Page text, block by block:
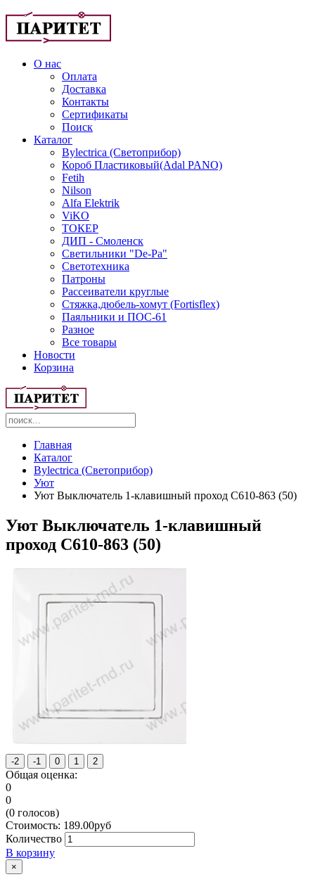
О нас
Оплата
Доставка
Контакты
Сертификаты
Поиск
Каталог
Bylectrica (Светоприбор)
Короб Пластиковый(Adal PANO)
Fetih
Nilson
Alfa Elektrik
ViKO
ТОКЕР
ДИП - Смоленск
Светильники "De-Pa"
Светотехника
Патроны
Рассеиватели круглые
Стяжка,дюбель-хомут (Fortisflex)
Паяльники и ПОС-61
Разное
Все товары
Новости
Корзина
Главная
Каталог
Bylectrica (Светоприбор)
Уют
Уют Выключатель 1-клавишный проход С610-863 (50)
Уют Выключатель 1-клавишный
проход С610-863 (50)
Общая оценка:
0
0
(0 голосов)
Стоимость: 189.00руб
Количество
В корзину
×